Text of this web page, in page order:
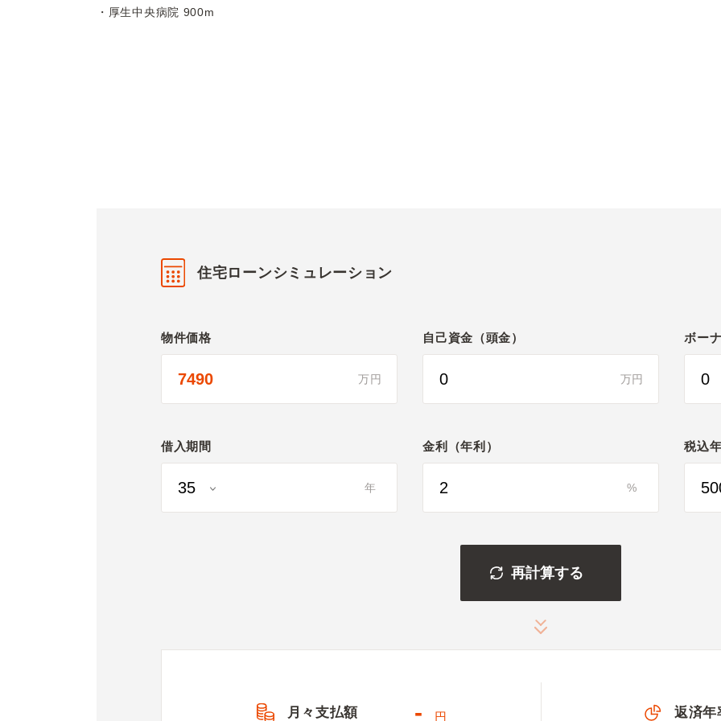
・厚生中央病院 900m
住宅ローンシミュレーション
物件価格
万円
自己資金（頭金）
万円
ボー
借入期間
年
金利（年利）
%
税込
再計算する
月々支払額 - 円 返済年